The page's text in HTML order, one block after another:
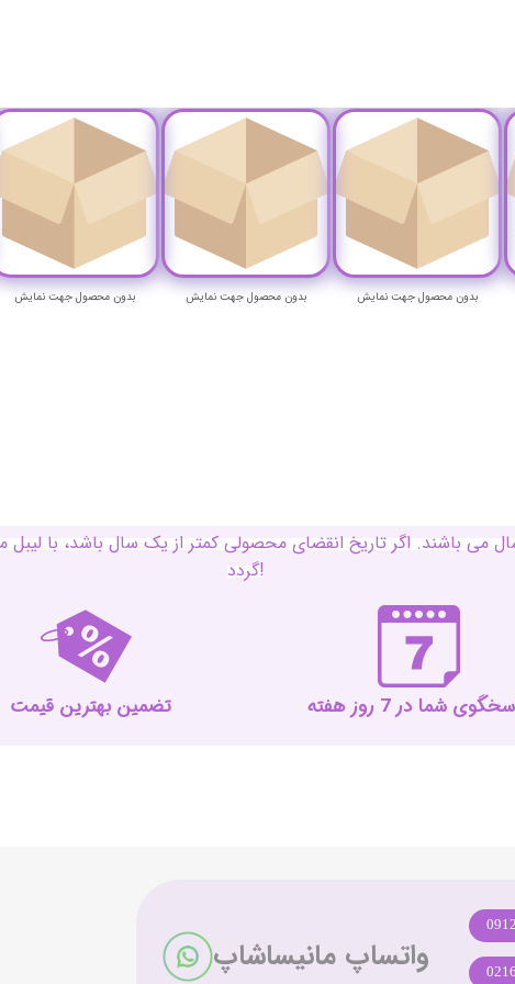
بدون محصول جهت نمایش بدون محصول جهت نمایش بدون محصول جهت نمایش
می باشند. اگر تاریخ انقضای محصولی کمتر از یک سال باشد، با
گردد!
تضمین بهترین قیمت شما در 7 روز هفته
واتساپ مانیساشاپ